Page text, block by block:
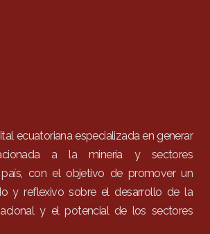
ecuatoriana especializada en generar
a la minería y sectores
con el objetivo de promover un
y reflexivo sobre el desarrollo de la
y el potencial de los sectores